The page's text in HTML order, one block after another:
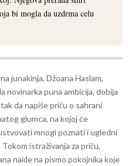
bi mogla da uzdrma celu
junakinja, Džoana Haslam,
novinarka puna ambicija, dobija
da napiše priču o sahrani
glumca, na kojoj će
mnogi poznati i ugledni
Tokom istraživanja za priču,
naiđe na pismo pokojnika koje